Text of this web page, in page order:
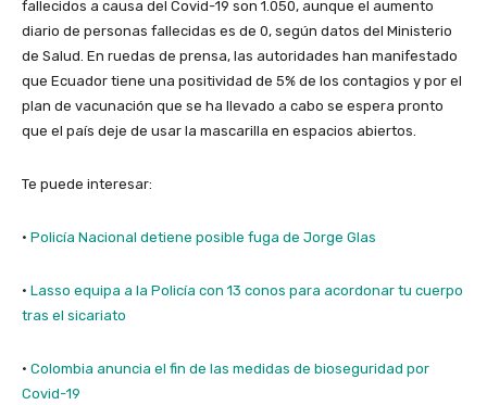
fallecidos a causa del Covid-19 son 1.050, aunque el aumento
diario de personas fallecidas es de 0, según datos del Ministerio
de Salud. En ruedas de prensa, las autoridades han manifestado
que Ecuador tiene una positividad de 5% de los contagios y por el
plan de vacunación que se ha llevado a cabo se espera pronto
que el país deje de usar la mascarilla en espacios abiertos.
Te puede interesar:
· Policía Nacional detiene posible fuga de Jorge Glas
· Lasso equipa a la Policía con 13 conos para acordonar tu cuerpo
tras el sicariato
· Colombia anuncia el fin de las medidas de bioseguridad por
Covid-19